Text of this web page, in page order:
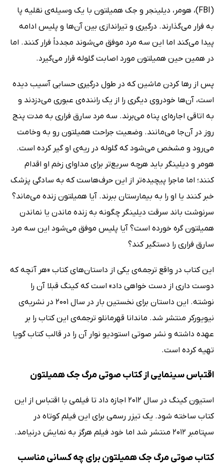
(FBI)، هومر، دیلینجر و جک همیلتون با یک وسیله‌ی نقلیه پا
به فرار می‌گذارند. درگیری و تیراندازی بین آن‌ها و پلیس ادامه
پیدا می‌کند اما این سه مرد موفق می‌شوند مجدداً فرار کنند. اما
در همین حین همیلتون مورد اصابت گلوله قرار می‌گیرد.
پس از رها کردن ماشین که در طول درگیری حسابی آسیب دیده
است، آن‌ها خودروی دیگری را از یک راننده‌ی عبوری می‌دزدند و
به اتاقی اجاره‌ای پناه می‌برند. سه مرد سارق فراری به مدت پنج
روز در آن‌جا می‌مانند. وضعیت جراحت همیلتون رو به وخامت
می‌رود و مشخص می‌شود که گلوله در ریه‌ی او گیر کرده است.
هومر و دیلینگر باید هرچه سریع‌تر برای مداوای زخم او اقدام
کنند؛ اما ماجرا پیچیده‌تر از این حرف‌هاست که به سادگی پزشک
خبر کنند یا او را به بیمارستان ببرند. آیا همیلتون زنده می‌ماند؟
سرنوشت باند سرقت دیلینگر چگونه به زنده ماندن یا نماندن
همیلتون گره خورده است؟ آیا پلیس موفق می‌شود این سه مرد
سارق فراری را دستگیر کند؟
این کتاب در واقع ترجمه‌ی یکی از داستان‌های کتاب «هر آنچه که
دوست داری از دست خواهی داد» است که کینگ قبلا آن را
نوشته. این داستان برای نخستین بار در سال 2001 در نشریه‌ی
نیویورکر منتشر شد. ماندانا قهرمانلو ترجمه‌ی این کتاب را بر
عهده داشته و نشر صوتی استودیو نوار آن را در قالب کتاب گویا
تهیه کرده است.
اقتباس سینمایی از کتاب صوتی مرگ جک همیلتون
استیون کینگ در سال 2012 اجازه داد تا فیلمی با اقتباس از این
کتاب ساخته شود. یک تیزر رسمی برای این فیلم کوتاه در
سپتامبر 2012 منتشر شد اما خود فیلم هرگز به نمایش درنیامد.
کتاب صوتی مرگ جک همیلتون برای چه کسانی مناسب